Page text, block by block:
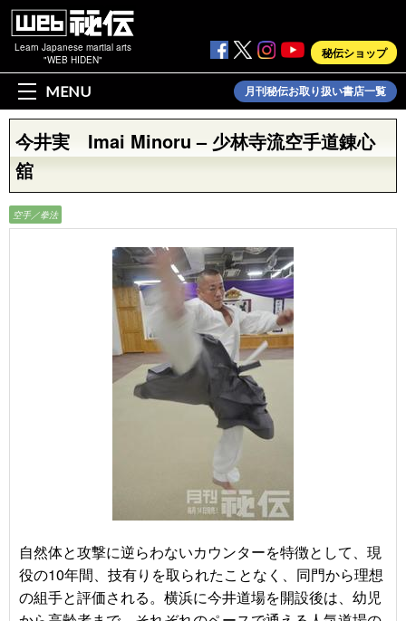
Learn Japanese martial arts
"WEB HIDEN"
秘伝ショップ
MENU 月刊秘伝お取り扱い書店一覧
今井実 Imai Minoru – 少林寺流空手道錬心
舘
空手／拳法
自然体と攻撃に逆らわないカウンターを特徴として、現
役の10年間、技有りを取られたことなく、同門から理想
の組手と評価される。横浜に今井道場を開設後は、幼児